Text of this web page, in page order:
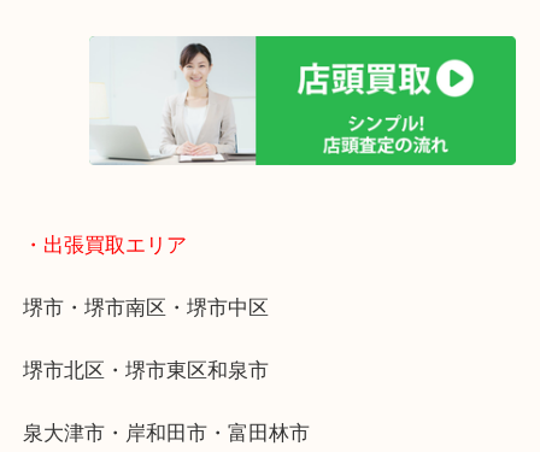
・ご来店が多いエリア
堺市・大阪狭山市・堺市南区
岸和田市・泉大津市・高石市
・当店の特徴